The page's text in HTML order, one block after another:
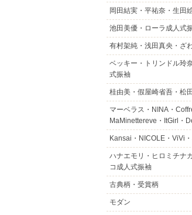
岡田結実・平祐奈・生田
池田美優・ローラ成人式
有村架純・浅田真央・ざ
ベッキー・トリンドル玲
式振袖
桂由美・假屋崎省吾・松
マーベラス・NINA・
MaMinettereve・ItGirl・
Kansai・NICOLE・ViVi
ハナエモリ・ヒロミチナ
コ成人式振袖
古典柄・受賞柄
モダン